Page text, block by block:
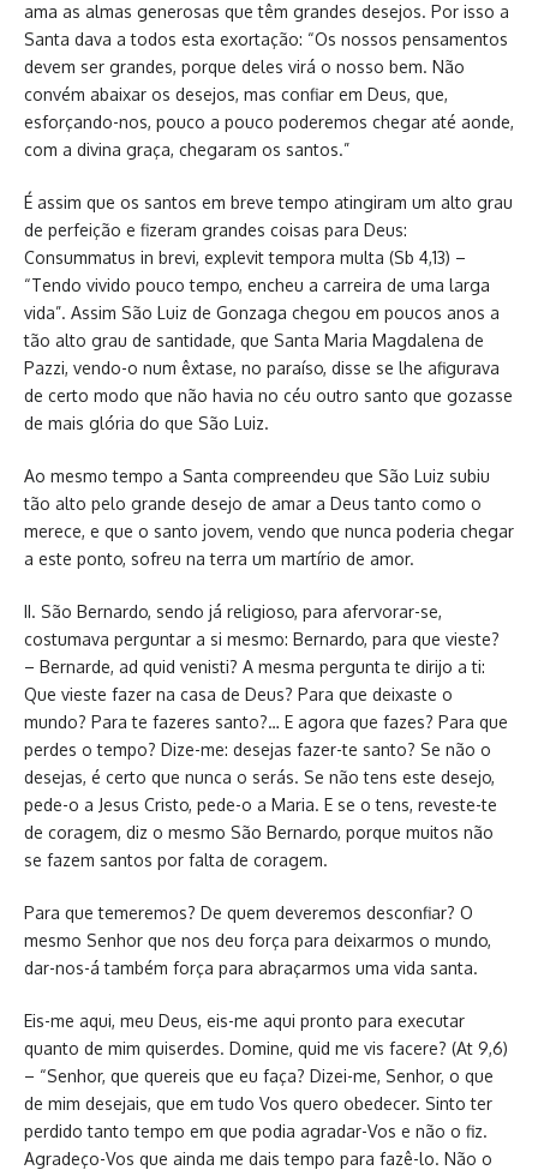
ama as almas generosas que têm grandes desejos. Por isso a
Santa dava a todos esta exortação: “Os nossos pensamentos
devem ser grandes, porque deles virá o nosso bem. Não
convém abaixar os desejos, mas confiar em Deus, que,
esforçando-nos, pouco a pouco poderemos chegar até aonde,
com a divina graça, chegaram os santos.”
É assim que os santos em breve tempo atingiram um alto grau
de perfeição e fizeram grandes coisas para Deus:
Consummatus in brevi, explevit tempora multa (Sb 4,13) –
“Tendo vivido pouco tempo, encheu a carreira de uma larga
vida”. Assim São Luiz de Gonzaga chegou em poucos anos a
tão alto grau de santidade, que Santa Maria Magdalena de
Pazzi, vendo-o num êxtase, no paraíso, disse se lhe afigurava
de certo modo que não havia no céu outro santo que gozasse
de mais glória do que São Luiz.
Ao mesmo tempo a Santa compreendeu que São Luiz subiu
tão alto pelo grande desejo de amar a Deus tanto como o
merece, e que o santo jovem, vendo que nunca poderia chegar
a este ponto, sofreu na terra um martírio de amor.
II. São Bernardo, sendo já religioso, para afervorar-se,
costumava perguntar a si mesmo: Bernardo, para que vieste?
– Bernarde, ad quid venisti? A mesma pergunta te dirijo a ti:
Que vieste fazer na casa de Deus? Para que deixaste o
mundo? Para te fazeres santo?… E agora que fazes? Para que
perdes o tempo? Dize-me: desejas fazer-te santo? Se não o
desejas, é certo que nunca o serás. Se não tens este desejo,
pede-o a Jesus Cristo, pede-o a Maria. E se o tens, reveste-te
de coragem, diz o mesmo São Bernardo, porque muitos não
se fazem santos por falta de coragem.
Para que temeremos? De quem deveremos desconfiar? O
mesmo Senhor que nos deu força para deixarmos o mundo,
dar-nos-á também força para abraçarmos uma vida santa.
Eis-me aqui, meu Deus, eis-me aqui pronto para executar
quanto de mim quiserdes. Domine, quid me vis facere? (At 9,6)
– “Senhor, que quereis que eu faça? Dizei-me, Senhor, o que
de mim desejais, que em tudo Vos quero obedecer. Sinto ter
perdido tanto tempo em que podia agradar-Vos e não o fiz.
Agradeço-Vos que ainda me dais tempo para fazê-lo. Não o